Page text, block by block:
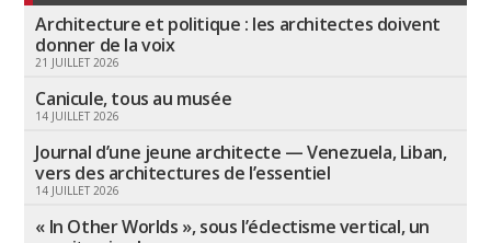
Architecture et politique : les architectes doivent
donner de la voix
21 JUILLET 2026
Canicule, tous au musée
14 JUILLET 2026
Journal d’une jeune architecte — Venezuela, Liban,
vers des architectures de l’essentiel
14 JUILLET 2026
« In Other Worlds », sous l’éclectisme vertical, un